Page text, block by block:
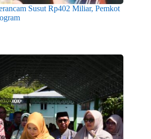
Susut Rp402 Miliar, Pemkot